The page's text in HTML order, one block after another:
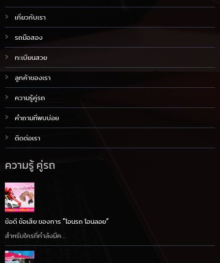
เกี่ยวกับเรา
รถมือสอง
ทะเบียนสวย
ลูกค้าของเรา
ความรู้คู่รถ
คำถามที่พบบ่อย
ติดต่อเรา
ความรู้ คู่รถ
ข้อดี ข้อเสีย ของการ “โอนรถ โอนลอย”
สำหรับใครที่กำลังมีค...